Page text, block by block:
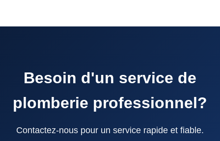
Besoin d'un service de
plomberie professionnel?
Contactez-nous pour un service rapide et fiable.